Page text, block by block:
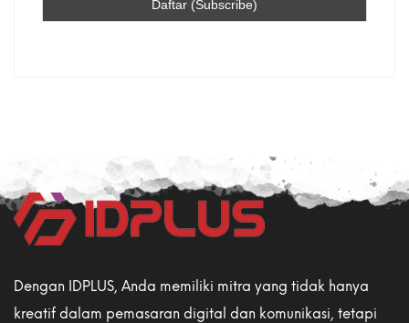
Dengan IDPLUS, Anda memiliki mitra yang tidak hanya
kreatif dalam pemasaran digital dan komunikasi, tetapi